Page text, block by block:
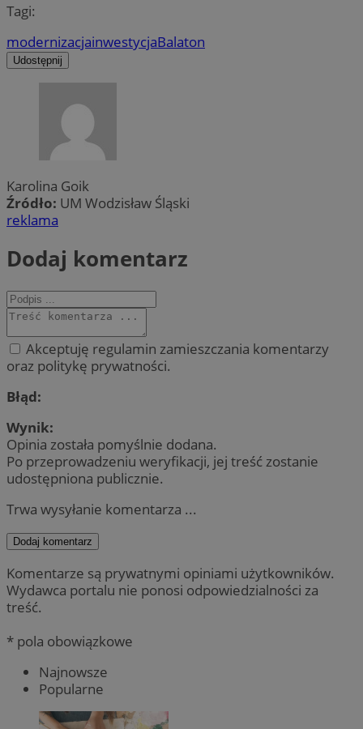
Tagi:
modernizacjainwestycjaBalaton
Udostępnij
Karolina Goik
Źródło: UM Wodzisław Śląski
reklama
Dodaj komentarz
Akceptuję regulamin zamieszczania komentarzy
oraz politykę prywatności.
Błąd:
Wynik:
Opinia została pomyślnie dodana.
Po przeprowadzeniu weryfikacji, jej treść zostanie
udostępniona publicznie.
Trwa wysyłanie komentarza ...
Dodaj komentarz
Komentarze są prywatnymi opiniami użytkowników.
Wydawca portalu nie ponosi odpowiedzialności za
treść.
* pola obowiązkowe
Najnowsze
Popularne